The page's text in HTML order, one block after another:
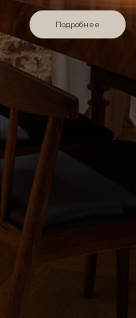
Подробнее
японской кухни
Суши-бар
б-р, д.1, ―